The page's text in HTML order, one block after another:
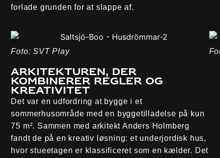
forlade grunden for at slappe af.
Foto: SVT Play
Arkitekturen, der
kombinerer regler og
kreativitet
Det var en udfordring at bygge i et
sommerhusområde med en byggetilladelse på kun
75 m². Sammen med arkitekt Anders Holmberg
fandt de på en kreativ løsning: et underjordisk hus,
hvor stueetagen er klassificeret som en kælder. Det